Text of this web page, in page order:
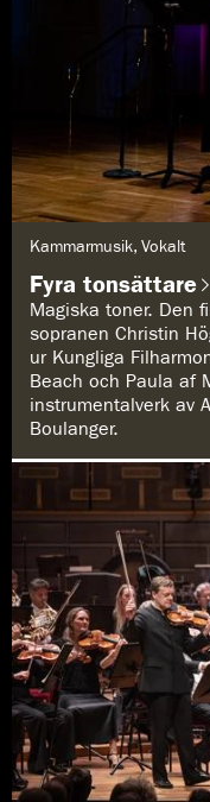
Kammarmusik, Vokalt
Fyra tonsättare
Magiska toner. Den
sopranen Christin
ur Kungliga
Beach och Paula af
instrumentalverk av
Boulanger.